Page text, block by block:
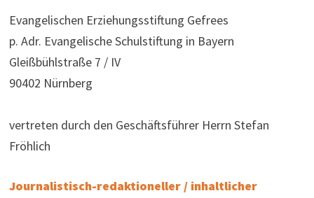
Evangelischen Erziehungsstiftung Gefrees
p. Adr. Evangelische Schulstiftung in Bayern
Gleißbühlstraße 7 / IV
90402 Nürnberg
vertreten durch den Geschäftsführer Herrn Stefan
Fröhlich
Journalistisch-redaktioneller / inhaltlicher